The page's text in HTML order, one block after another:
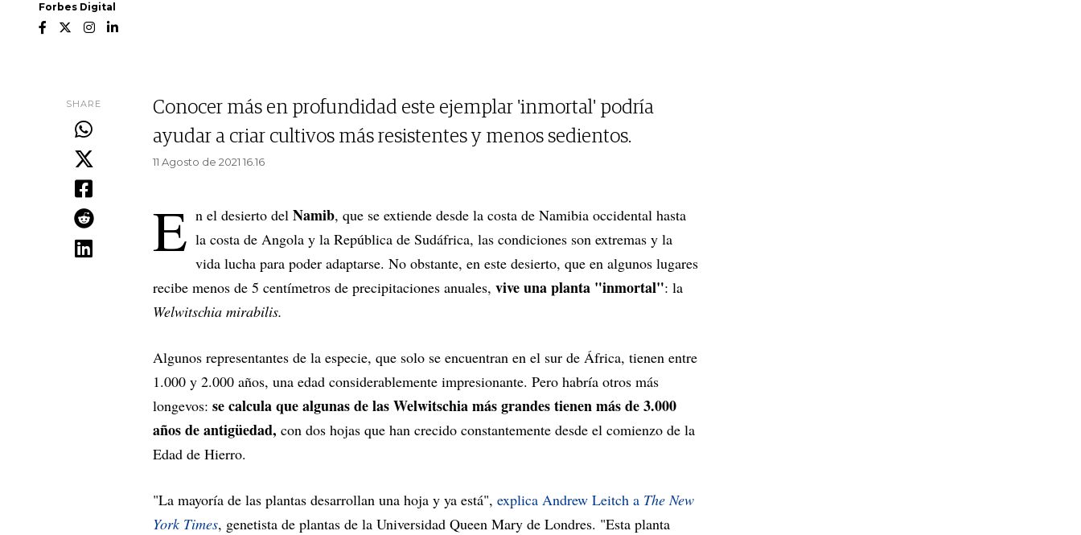
Forbes Digital
SHARE
Conocer más en profundidad este ejemplar 'inmortal' podría
ayudar a criar cultivos más resistentes y menos sedientos.
11 Agosto de 2021 16.16
E n el desierto del Namib, que se extiende desde la costa de Namibia occidental hasta
la costa de Angola y la República de Sudáfrica, las condiciones son extremas y la
vida lucha para poder adaptarse. No obstante, en este desierto, que en algunos lugares
recibe menos de 5 centímetros de precipitaciones anuales, vive una planta "inmortal": la
Welwitschia mirabilis.
Algunos representantes de la especie, que solo se encuentran en el sur de África, tienen entre
1.000 y 2.000 años, una edad considerablemente impresionante. Pero habría otros más
longevos: se calcula que algunas de las Welwitschia más grandes tienen más de 3.000
años de antigüedad, con dos hojas que han crecido constantemente desde el comienzo de la
Edad de Hierro.
"La mayoría de las plantas desarrollan una hoja y ya está", explica Andrew Leitch a The New
York Times, genetista de plantas de la Universidad Queen Mary de Londres. "Esta planta